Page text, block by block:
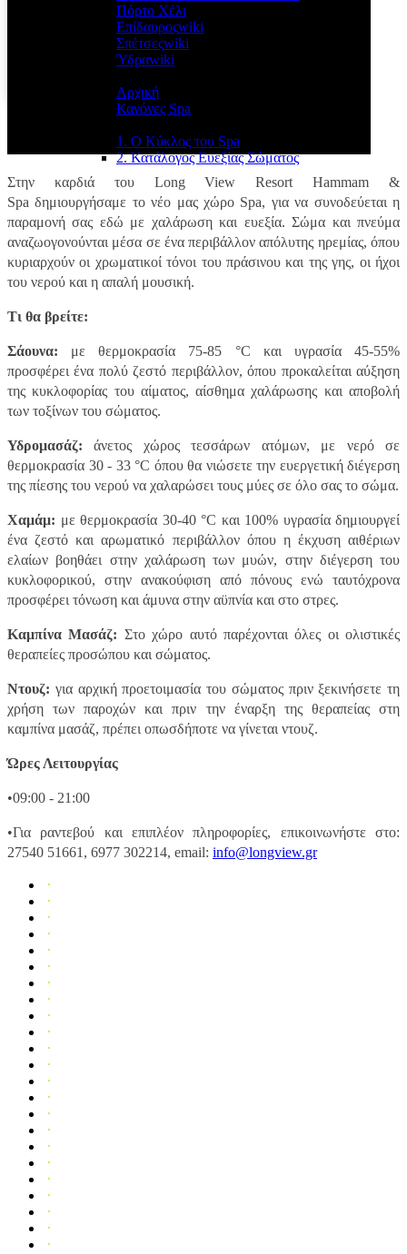
Πόρτο Χέλι
Επίδαυροςwiki
Σπέτσεςwiki
Ύδραwiki
Αρχική
Κανόνες Spa
1. Ο Kύκλος του Spa
2. Κατάλογος Ευεξίας Σώματος
Στην καρδιά του Long View Resort Hammam &
Spa δημιουργήσαμε το νέο μας χώρο Spa, για να συνοδεύεται η
παραμονή σας εδώ με χαλάρωση και ευεξία. Σώμα και πνεύμα
αναζωογονούνται μέσα σε ένα περιβάλλον απόλυτης ηρεμίας, όπου
κυριαρχούν οι χρωματικοί τόνοι του πράσινου και της γης, οι ήχοι
του νερού και η απαλή μουσική.
Τι θα βρείτε:
Σάουνα: με θερμοκρασία 75-85 °C και υγρασία 45-55%
προσφέρει ένα πολύ ζεστό περιβάλλον, όπου προκαλείται αύξηση
της κυκλοφορίας του αίματος, αίσθημα χαλάρωσης και αποβολή
των τοξίνων του σώματος.
Υδρομασάζ: άνετος χώρος τεσσάρων ατόμων, με νερό σε
θερμοκρασία 30 - 33 °C όπου θα νιώσετε την ευεργετική διέγερση
της πίεσης του νερού να χαλαρώσει τους μύες σε όλο σας το σώμα.
Χαμάμ: με θερμοκρασία 30-40 °C και 100% υγρασία δημιουργεί
ένα ζεστό και αρωματικό περιβάλλον όπου η έκχυση αιθέριων
ελαίων βοηθάει στην χαλάρωση των μυών, στην διέγερση του
κυκλοφορικού, στην ανακούφιση από πόνους ενώ ταυτόχρονα
προσφέρει τόνωση και άμυνα στην αϋπνία και στο στρες.
Καμπίνα Μασάζ: Στο χώρο αυτό παρέχονται όλες οι ολιστικές
θεραπείες προσώπου και σώματος.
Ντουζ: για αρχική προετοιμασία του σώματος πριν ξεκινήσετε τη
χρήση των παροχών και πριν την έναρξη της θεραπείας στη
καμπίνα μασάζ, πρέπει οπωσδήποτε να γίνεται ντουζ.
Ώρες Λειτουργίας
•09:00 - 21:00
•Για ραντεβού και επιπλέον πληροφορίες, επικοινωνήστε στο:
27540 51661, 6977 302214, email: info@longview.gr